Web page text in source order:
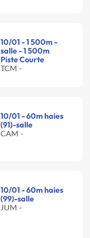
10/01 - 1 500m -
salle - 1 500m
Piste Courte
TCM -
10/01 - 60m haies
(91)-salle
CAM -
10/01 - 60m haies
(99)-salle
JUM -